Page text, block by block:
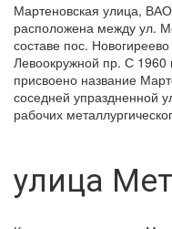
Мартеновская улица,
расположена между ул.
составе пос.
Левоокружной пр. С 1960
присвоено название
соседней упраздненной
рабочих
улица